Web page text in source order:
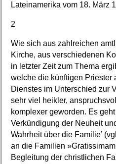
Lateinamerika vom 18. März
2
Wie sich aus zahlreichen
Kirche, aus verschiedenen
in letzter Zeit zum Thema
welche die künftigen Priester
Dienstes im Unterschied zur
sehr viel heikler,
komplexer geworden. Es
Verkündigung der Neuheit
Wahrheit über die Familie’
an die Familien
Begleitung der christlichen